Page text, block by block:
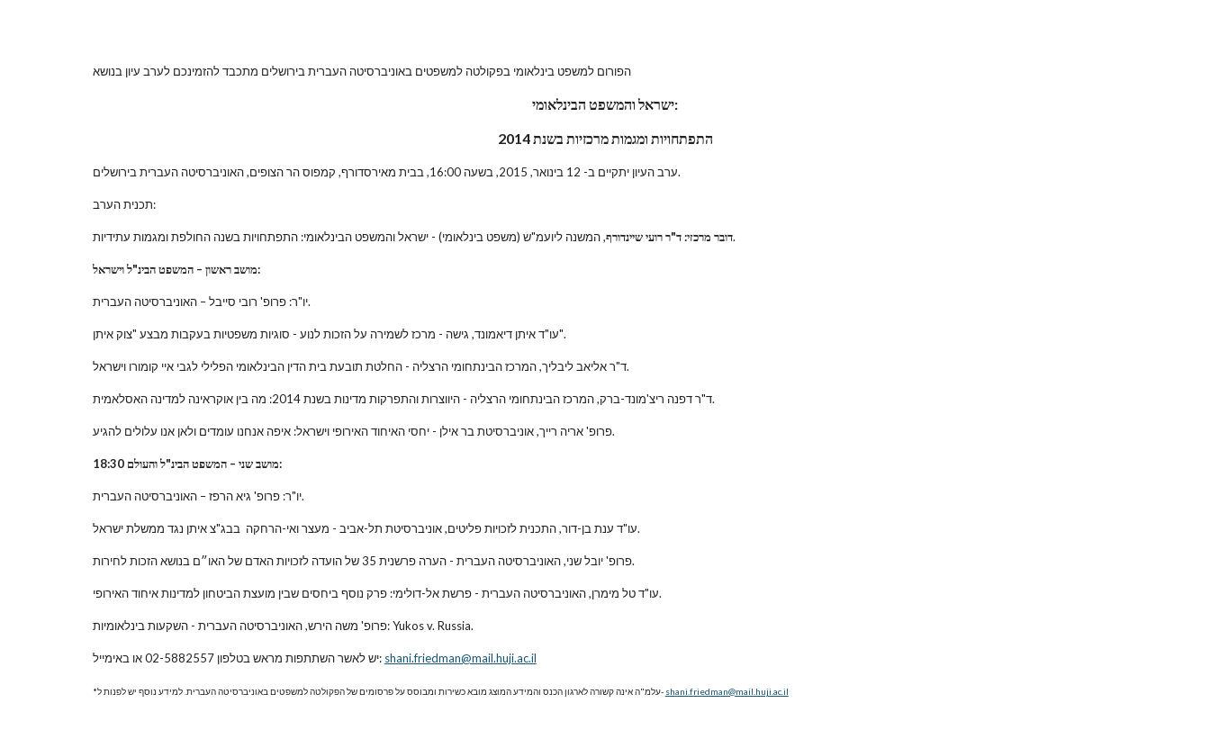
הפורום למשפט בינלאומי בפקולטה למשפטים באוניברסיטה העברית בירושלים מתכבד להזמינכם לערב עיון בנושא
ישראל והמשפט הבינלאומי:
התפתחויות ומגמות מרכזיות בשנת 2014
ערב העיון יתקיים ב- 12 בינואר, 2015, בשעה 16:00, בבית מאירסדורף, קמפוס הר הצופים, האוניברסיטה העברית בירושלים.
תכנית הערב:
דובר מרכזי: ד"ר רועי שיינדורף, המשנה ליועמ"ש (משפט בינלאומי) - ישראל והמשפט הבינלאומי: התפתחויות בשנה החולפת ומגמות עתידיות.
מושב ראשון – המשפט הבינ"ל וישראל:
יו"ר: פרופ' רובי סייבל – האוניברסיטה העברית.
עו"ד איתן דיאמונד, גישה - מרכז לשמירה על הזכות לנוע - סוגיות משפטיות בעקבות מבצע "צוק איתן".
ד"ר אליאב ליבליך, המרכז הבינתחומי הרצליה - החלטת תובעת בית הדין הבינלאומי הפלילי לגבי איי קומורו וישראל.
ד"ר דפנה ריצ'מונד-ברק, המרכז הבינתחומי הרצליה - היווצרות והתפרקות מדינות בשנת 2014: מה בין אוקראינה למדינה האסלאמית.
פרופ' אריה רייך, אוניברסיטת בר אילן - יחסי האיחוד האירופי וישראל: איפה אנחנו עומדים ולאן אנו עלולים להגיע.
18:30 מושב שני – המשפט הבינ"ל והעולם:
יו"ר: פרופ' גיא הרפז – האוניברסיטה העברית.
עו"ד ענת בן-דור, התכנית לזכויות פליטים, אוניברסיטת תל-אביב - מעצר ואי-הרחקה  בבג"צ איתן נגד ממשלת ישראל.
פרופ' יובל שני, האוניברסיטה העברית - הערה פרשנית 35 של הועדה לזכויות האדם של האו״ם בנושא הזכות לחירות.
עו"ד טל מימרן, האוניברסיטה העברית - פרשת אל-דולימי: פרק נוסף ביחסים שבין מועצת הביטחון למדינות איחוד האירופי.
פרופ' משה הירש, האוניברסיטה העברית - השקעות בינלאומיות: Yukos v. Russia.
יש לאשר השתתפות מראש בטלפון 02-5882557 או באימייל: shani.friedman@mail.huji.ac.il
*עלמ"ה אינה קשורה לארגון הכנס והמידע המוצג מובא כשירות ומבוסס על פרסומים של הפקולטה למשפטים באוניברסיטה העברית. למידע נוסף יש לפנות ל- shani.friedman@mail.huji.ac.il